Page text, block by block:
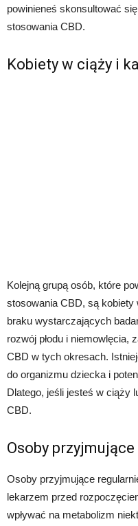
powinieneś skonsultować
stosowania CBD.
Kobiety w ciąży i
Kolejną grupą osób, które
stosowania CBD, są
braku wystarczających
rozwój płodu i niemowlęcia,
CBD w tych okresach.
do organizmu dziecka i
Dlatego, jeśli jesteś w ciąży
CBD.
Osoby
Osoby przyjmujące
lekarzem przed
wpływać na metabolizm